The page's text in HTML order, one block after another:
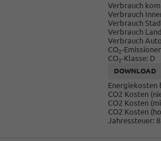
Verbrauch
Verbrauch
Verbrauch
Verbrauch
Verbrauch
CO2-
CO2-Klasse: D
DOWNLOAD
Energiekosten
CO2 Kosten
CO2 Kosten
CO2 Kosten
Jahressteuer: